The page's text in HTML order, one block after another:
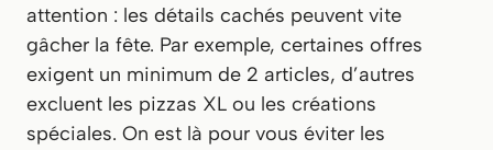
attention : les détails cachés peuvent vite
gâcher la fête. Par exemple, certaines offres
exigent un minimum de 2 articles, d’autres
excluent les pizzas XL ou les créations
spéciales. On est là pour vous éviter les